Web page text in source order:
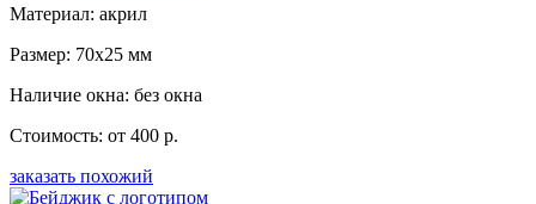
Материал: акрил
Размер: 70x25 мм
Наличие окна: без окна
Стоимость: от 400 р.
заказать похожий